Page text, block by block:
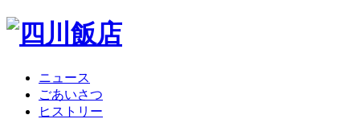
ニュース
ごあいさつ
ヒストリー